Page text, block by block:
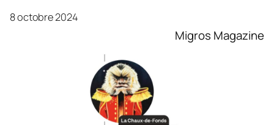
8 octobre 2024
Migros Magazine